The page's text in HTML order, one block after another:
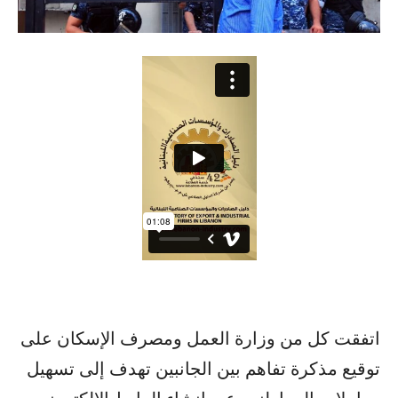
اتفقت كل من وزارة العمل ومصرف الإسكان على
توقيع مذكرة تفاهم بين الجانبين تهدف إلى تسهيل